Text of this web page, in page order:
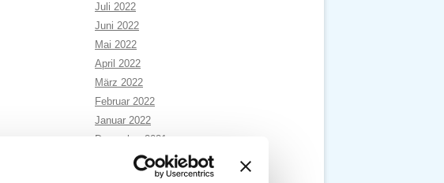
Juli 2022
Juni 2022
Mai 2022
April 2022
März 2022
Februar 2022
Januar 2022
Dezember 2021
November 2021
Oktober 2021